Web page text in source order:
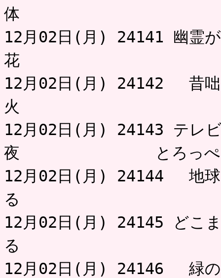
体 とろ
12月02日(月) 24141 幽霊が
花 は
12月02日(月) 24142 昔咄
火
12月02日(月) 24143 テレ
夜 とろっぺ
12月02日(月) 24144 地球
る
12月02日(月) 24145 どこま
る
12月02日(月) 24146 緑の